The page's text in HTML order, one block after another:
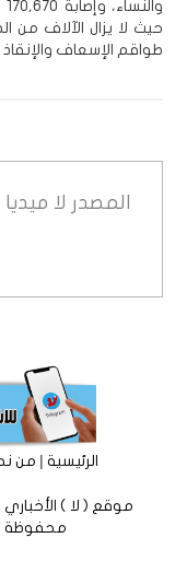
حيث لا يزال الآلاف من
طواقم الإسعاف والإنقاذ
المصدر لا ميديا
الرئيسية|من